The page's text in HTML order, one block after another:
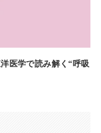
医学で読み解く“呼吸